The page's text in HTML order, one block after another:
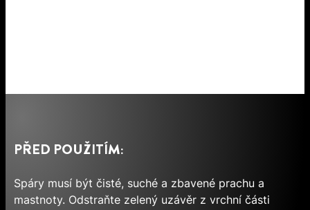
PŘED POUŽITÍM:
Spáry musí být čisté, suché a zbavené prachu a
mastnoty. Odstraňte zelený uzávěr z vrchní části